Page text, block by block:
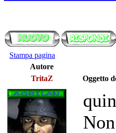
Stampa pagina
Autore
TritaZ
Oggetto